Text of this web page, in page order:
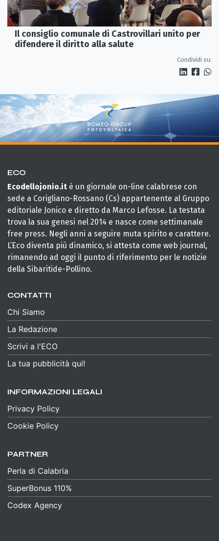
Il consiglio comunale di Castrovillari unito per
difendere il diritto alla salute
Condividi su:
ECO
Ecodellojonio.it è un giornale on-line calabrese con
sede a Corigliano-Rossano (Cs) appartenente al Gruppo
editoriale Jonico e diretto da Marco Lefosse. La testata
trova la sua genesi nel 2014 e nasce come settimanale
free press. Negli anni a seguire muta spirito e carattere.
L’Eco diventa più dinamico, si attesta come web journal,
rimanendo ad oggi il punto di riferimento per le notizie
della Sibaritide-Pollino.
CONTATTI
Chi Siamo
La Redazione
Scrivi a l'ECO
La tua pubblicità qui!
INFORMAZIONI LEGALI
Privacy Policy
Cookie Policy
PARTNER
Perla di Calabria
SuperBonus 110%
Codex Agency